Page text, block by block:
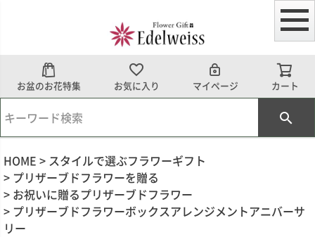
お盆のお花特集 お気に入り マイページ カート
HOME
スタイルで選ぶフラワーギフト
プリザーブドフラワーを贈る
お祝いに贈るプリザーブドフラワー
プリザーブドフラワーボックスアレンジメントアニバーサ
リー